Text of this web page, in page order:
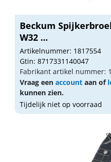
Beckum
W32 ...
Artikelnummer: 1817554
Gtin: 8717331140047
Fabrikant artikel nummer:
Vraag een account aan of
kunnen zien.
Tijdelijk niet op voorraad